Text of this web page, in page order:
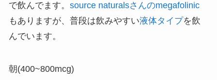
で飲んでます。 source naturalsさんのmegafolinic
もありますが、普段は飲みやすい液体タイプを飲
んでいます。
朝(400~800mcg)